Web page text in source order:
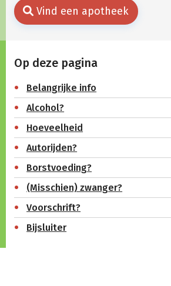
Vind een apotheek
Op deze pagina
Belangrijke info
Alcohol?
Hoeveelheid
Autorijden?
Borstvoeding?
(Misschien) zwanger?
Voorschrift?
Bijsluiter